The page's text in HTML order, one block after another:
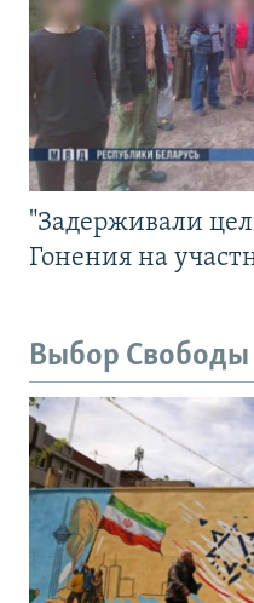
"Задерживали
Гонения на
Выбор Свободы